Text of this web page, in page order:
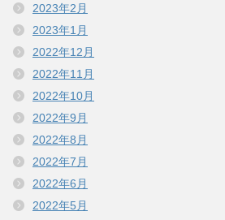
2023年2月
2023年1月
2022年12月
2022年11月
2022年10月
2022年9月
2022年8月
2022年7月
2022年6月
2022年5月